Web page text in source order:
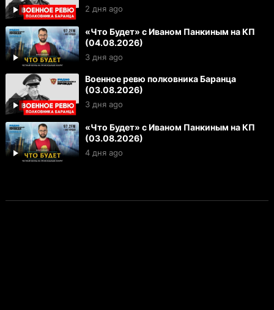
2 дня ago
«Что Будет» с Иваном Панкиным на КП
(04.08.2026)
3 дня ago
Военное ревю полковника Баранца
(03.08.2026)
3 дня ago
«Что Будет» с Иваном Панкиным на КП
(03.08.2026)
4 дня ago